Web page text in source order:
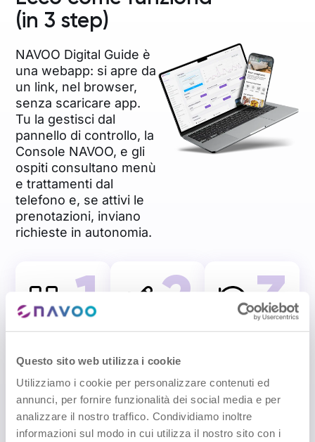
Questo sito web utilizza i cookie
Utilizziamo i cookie per personalizzare contenuti ed
annunci, per fornire funzionalità dei social media e per
analizzare il nostro traffico. Condividiamo inoltre
informazioni sul modo in cui utilizza il nostro sito con i
(in 3 step)
NAVOO Digital Guide è
una webapp: si apre da
un link, nel browser,
senza scaricare app.
Tu la gestisci dal
pannello di controllo, la
Console NAVOO, e gli
ospiti consultano menù
e trattamenti dal
telefono e, se attivi le
prenotazioni, inviano
richieste in autonomia.
1
CREA
TRATTA
MENTI
Carichi
menù, piatti,
trattamenti,
2
AGGIUN
DETTAGL
I E
PRENOTA
ZIONI
3
AGGIORN
MIA
Modifichi in
pochi clic
dal pannello